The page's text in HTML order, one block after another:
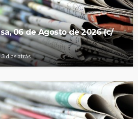
06 de Agosto de 2026 (c/
3 dias atrás